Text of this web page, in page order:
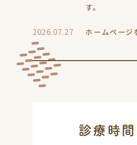
す。
2026.07.27 ホームページ
診療時間